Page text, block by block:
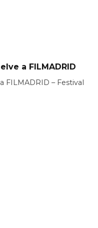
a FILMADRID
FILMADRID – Festival